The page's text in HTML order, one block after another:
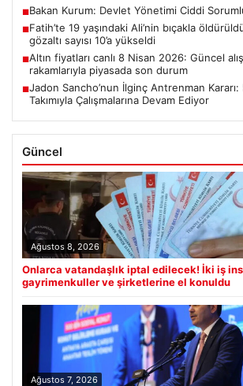
■Bakan Kurum: Devlet Yönetimi Ciddi
■Fatih’te 19 yaşındaki Ali’nin bıçakla
gözaltı sayısı 10’a yükseldi
■Altın fiyatları canlı 8 Nisan 2026: Güncel
rakamlarıyla piyasada son durum
■Jadon Sancho’nun İlginç Antrenman Kararı:
Takımıyla Çalışmalarına Devam Ediyor
Güncel
Ağustos 8, 2026
Onlarca vatandaşlık iptal edilecek! İki iş
gayrimenkuller ve şirketlerine el konuldu
Ağustos 7, 2026